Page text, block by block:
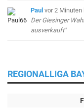
Paul vor 2 Minuten
Der Giesinger
ausverkauft"
REGIONALLIGA